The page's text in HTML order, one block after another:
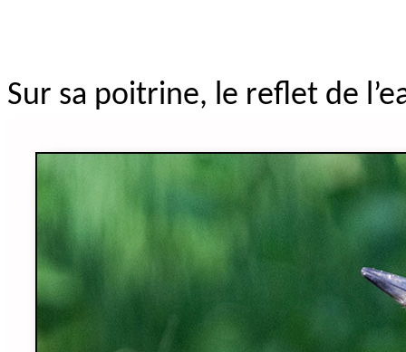
Sur sa poitrine, le reflet de